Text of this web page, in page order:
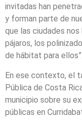
invitadas han
y forman parte de
que las ciudades
pájaros, los
de hábitat para ellos”.
En ese contexto, el
Pública de Costa
municipio sobre su
públicas en